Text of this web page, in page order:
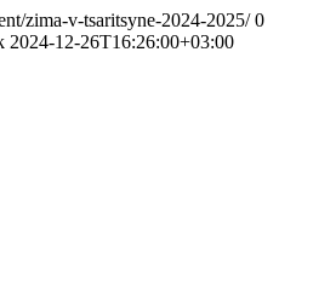
zima-v-tsaritsyne-2024-2025/ 0
2024-12-26T16:26:00+03:00